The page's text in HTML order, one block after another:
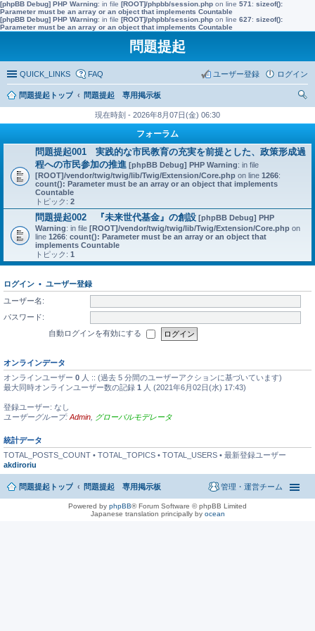
[phpBB Debug] PHP Warning: in file [ROOT]/phpbb/session.php on line 571 : sizeof():
Parameter must be an array or an object that implements Countable
[phpBB Debug] PHP Warning: in file [ROOT]/phpbb/session.php on line 627: sizeof():
Parameter must be an array or an object that implements Countable
問題提起
QUICK_LINKS FAQ ログイン
ユーザー登録
問題提起トップ
問題提起 専用掲示板
現在時刻 - 2026年8月07日(金) 06:30
フォーラム
問題提起001 実践的な市民教育の充実を前提とした、政策形成過
程への市民参加の推進 [phpBB Debug] PHP Warning: in file
[ROOT]/vendor/twig/twig/lib/Twig/Extension/Core.php on line 1266:
count(): Parameter must be an array or an object that implements
Countable
トピック: 2
問題提起002 『未来世代基金』の創設 [phpBB Debug] PHP
Warning: in file [ROOT]/vendor/twig/twig/lib/Twig/Extension/Core.php on
line 1266: count(): Parameter must be an array or an object that
implements Countable
トピック: 1
ログイン • ユーザー登録
ユーザー名:
パスワード:
自動ログインを有効にする
オンラインデータ
オンラインユーザー 0 人 :: (過去 5 分間のユーザーアクションに基づいています)
最大同時オンラインユーザー数の記録 1 人 (2021年6月02日(水) 17:43)
登録ユーザー: なし
ユーザーグループ: Admin グローバルモデレータ
統計データ
TOTAL_POSTS_COUNT • TOTAL_TOPICS • TOTAL_USERS • 最新登録ユーザー
akdiroriu
問題提起トップ 問題提起 専用掲示板 管理・運営チーム
Powered by phpBB® Forum Software © phpBB Limited
Japanese translation principally by ocean